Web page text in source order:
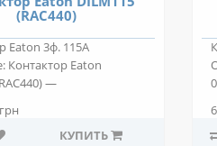
(RAC440)
Eaton 3ф. 115А
Контактор Eaton
—
КУПИТЬ